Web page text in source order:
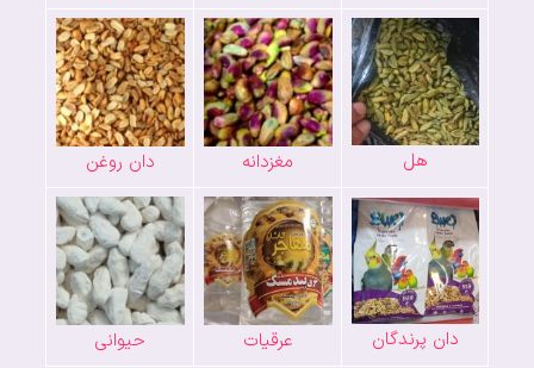
هل مغزدانه دان روغن
دان پرندگان عرقیات حیوانی